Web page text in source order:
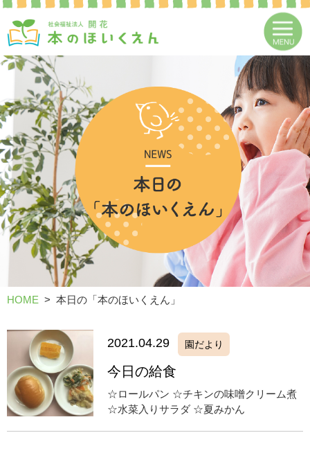
HOME 本日の「本のほいくえん」
2021.04.29 園だより
今日の給食
☆ロールパン ☆チキンの味噌クリーム煮
☆水菜入りサラダ ☆夏みかん